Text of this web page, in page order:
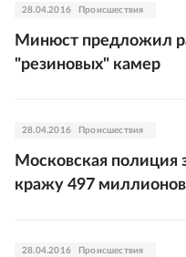
28.04.2016 Происшествия
Минюст предложил
"резиновых" камер
28.04.2016 Происшествия
Московская полиция
кражу 497
28.04.2016 Происшествия